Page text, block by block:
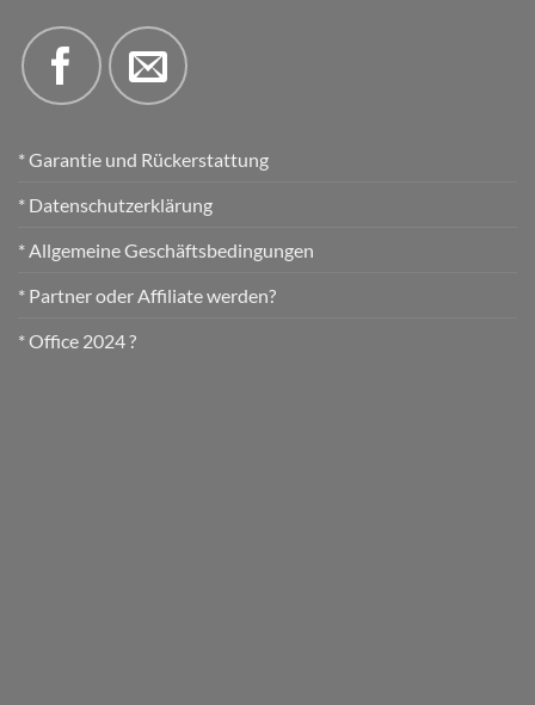
* Garantie und Rückerstattung
* Datenschutzerklärung
* Allgemeine Geschäftsbedingungen
* Partner oder Affiliate werden?
* Office 2024 ?